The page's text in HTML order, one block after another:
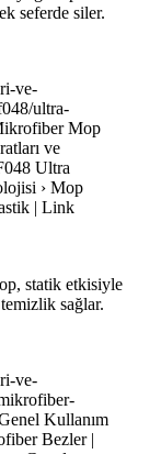
seferde siler.
ve-
ultra-
Mop
ve
Ultra
› Mop
| Link
statik etkisiyle
sağlar.
ve-
Kullanım
Bezler |